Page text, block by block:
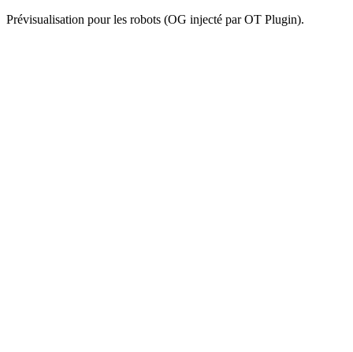
Prévisualisation pour les robots (OG injecté par OT Plugin).